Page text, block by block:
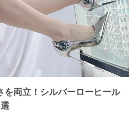
を両立！シルバーローヒール